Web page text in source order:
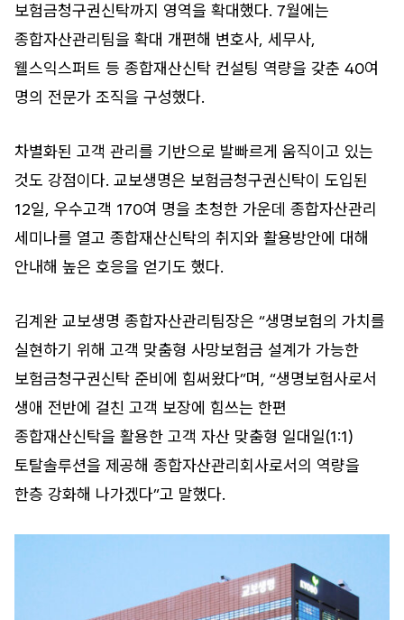
보험금청구권신탁까지 영역을 확대했다. 7월에는
종합자산관리팀을 확대 개편해 변호사, 세무사,
웰스익스퍼트 등 종합재산신탁 컨설팅 역량을 갖춘 40여
명의 전문가 조직을 구성했다.
차별화된 고객 관리를 기반으로 발빠르게 움직이고 있는
것도 강점이다. 교보생명은 보험금청구권신탁이 도입된
12일, 우수고객 170여 명을 초청한 가운데 종합자산관리
세미나를 열고 종합재산신탁의 취지와 활용방안에 대해
안내해 높은 호응을 얻기도 했다.
김계완 교보생명 종합자산관리팀장은 “생명보험의 가치를
실현하기 위해 고객 맞춤형 사망보험금 설계가 가능한
보험금청구권신탁 준비에 힘써왔다”며, “생명보험사로서
생애 전반에 걸친 고객 보장에 힘쓰는 한편
종합재산신탁을 활용한 고객 자산 맞춤형 일대일(1:1)
토탈솔루션을 제공해 종합자산관리회사로서의 역량을
한층 강화해 나가겠다”고 말했다.